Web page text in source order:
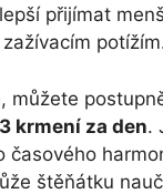
přijímat
můžete
krmení za den.
časového
štěňátku